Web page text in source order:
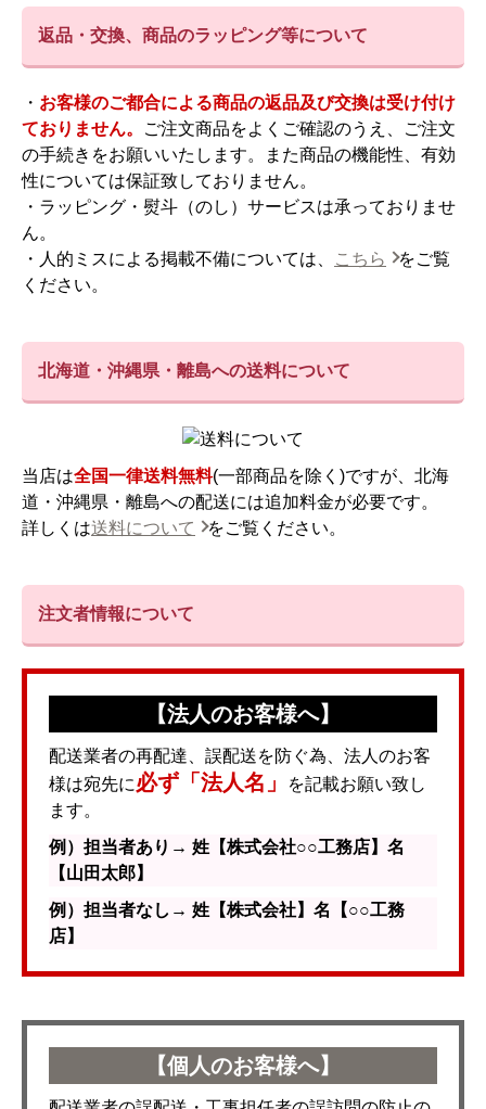
返品・交換、商品のラッピング等について
・ お客様のご都合による商品の返品及び交換は受け付け
ておりません。
ご注文商品をよくご確認のうえ、ご注文
の手続きをお願いいたします。また商品の機能性、有効
性については保証致しておりません。
・ラッピング・熨斗（のし）サービスは承っておりませ
ん。
・人的ミスによる掲載不備については、
こちら
をご覧
ください。
北海道・沖縄県・離島への送料について
当店は全国一律送料無料(一部商品を除く)ですが、北海
道・沖縄県・離島への配送には追加料金が必要です。
詳しくは送料について をご覧ください。
注文者情報について
【法人のお客様へ】
配送業者の再配達、誤配送を防ぐ為、法人のお客
様は宛先に必ず「法人名」
を記載お願い致し
ます。
例）担当者あり→ 姓【株式会社○○工務店】名
【山田太郎】
例）担当者なし→ 姓【株式会社】名【○○工務
店】
【個人のお客様へ】